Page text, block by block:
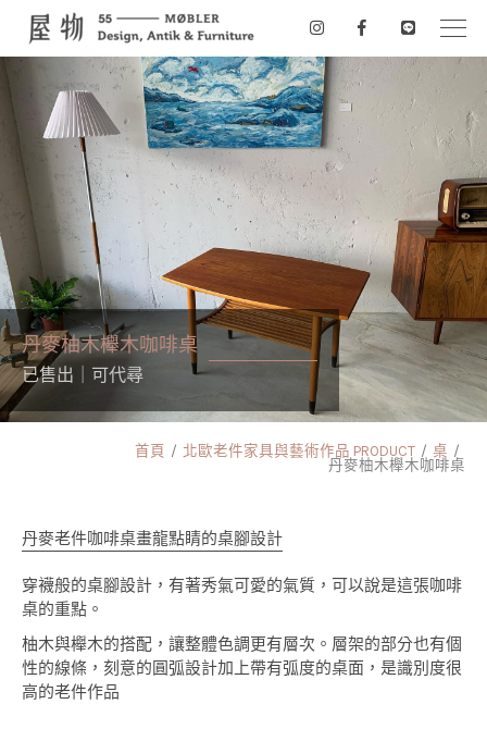
丹麥柚木櫸木咖啡桌
已售出｜可代尋
首頁 北歐老件家具與藝術作品 PRODUCT
桌
丹麥柚木櫸木咖啡桌
丹麥老件咖啡桌畫龍點睛的桌腳設計
穿襪般的桌腳設計，有著秀氣可愛的氣質，可以說是這張咖啡
桌的重點。
柚木與櫸木的搭配，讓整體色調更有層次。層架的部分也有個
性的線條，刻意的圓弧設計加上帶有弧度的桌面，是識別度很
高的老件作品